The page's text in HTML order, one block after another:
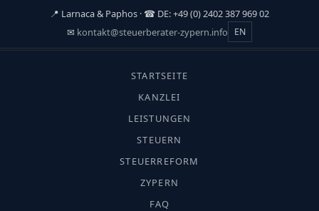
📍 Larnaca & Paphos · ☎ DE: +49 (0) 2402 387 969 02
✉ kontakt@steuerberater-zypern.info EN
STARTSEITE
KANZLEI
LEISTUNGEN
STEUERN
STEUERREFORM
ZYPERN
FAQ
START
›
Immigration & Aufenthalt
IMMIGRATION & AUFENTHALT
Aufenthalt ohne Arbeit